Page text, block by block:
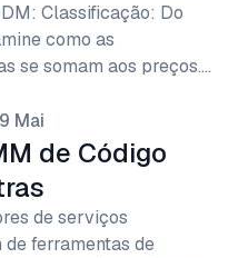
Classificação: Do
como as
se somam aos preços.…
Mai
de Código
de serviços
ferramentas de